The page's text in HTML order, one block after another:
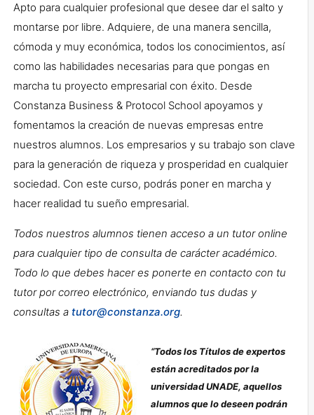
Apto para cualquier profesional que desee dar el salto y
montarse por libre. Adquiere, de una manera sencilla,
cómoda y muy económica, todos los conocimientos, así
como las habilidades necesarias para que pongas en
marcha tu proyecto empresarial con éxito. Desde
Constanza Business & Protocol School apoyamos y
fomentamos la creación de nuevas empresas entre
nuestros alumnos. Los empresarios y su trabajo son clave
para la generación de riqueza y prosperidad en cualquier
sociedad. Con este curso, podrás poner en marcha y
hacer realidad tu sueño empresarial.
Todos nuestros alumnos tienen acceso a un tutor online
para cualquier tipo de consulta de carácter académico.
Todo lo que debes hacer es ponerte en contacto con tu
tutor por correo electrónico, enviando tus dudas y
consultas a tutor@constanza.org.
“Todos los Títulos de expertos
están acreditados por la
universidad UNADE, aquellos
alumnos que lo deseen podrán